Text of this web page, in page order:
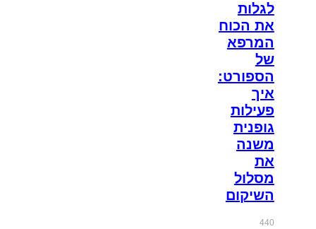
לגלות
את הכוח
המרפא
של
הספורט:
איך
פעילות
גופנית
משנה
את
מסלול
השיקום
440